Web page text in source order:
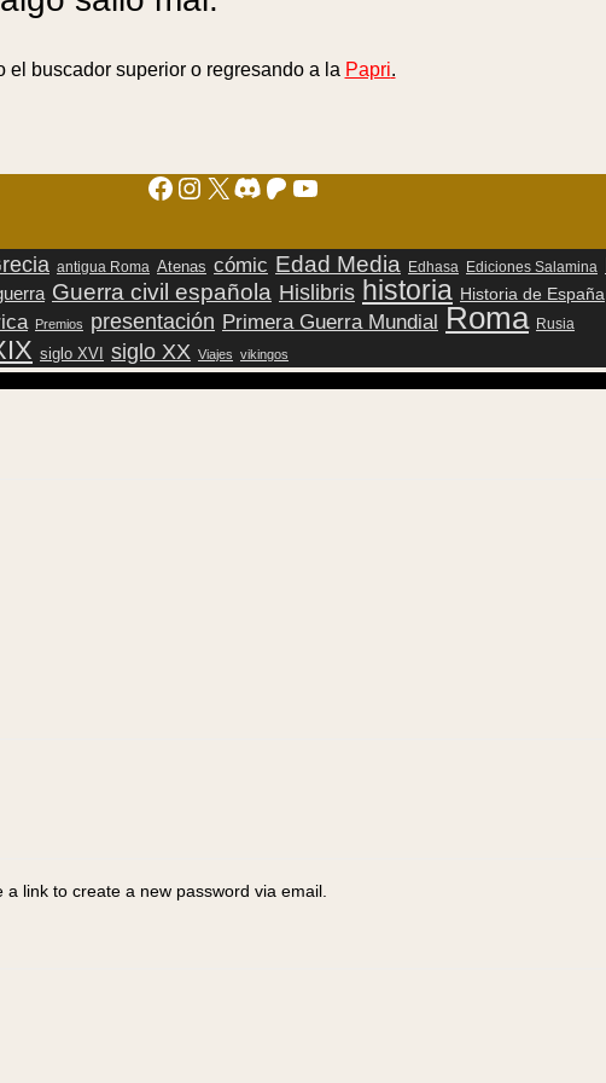
el buscador superior o regresando a la Papri.
Facebook
Instagram
X Discord
Patreon
YouTube
antigua Roma Atenas cómic Edad Media Edhasa Ediciones Salamina
Guerra civil española Hislibris historia Historia de España
Premios presentación Primera Guerra Mundial Roma Rusia
siglo XVI siglo XX Viajes vikingos
link to create a new password via email.